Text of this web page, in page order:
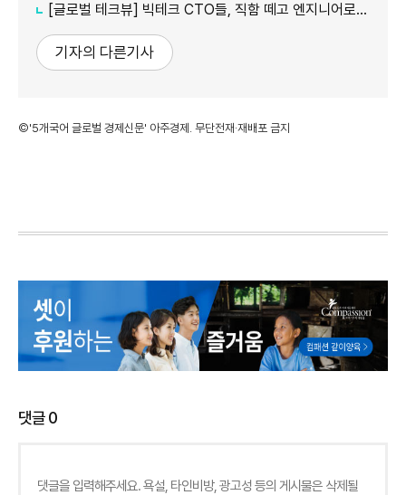
[글로벌 테크뷰] 빅테크 CTO들, 직함 떼고 엔지니어로 유턴...'앤트로픽행 러시' 이유는
기자의 다른기사
©'5개국어 글로벌 경제신문' 아주경제. 무단전재·재배포 금지
댓글0